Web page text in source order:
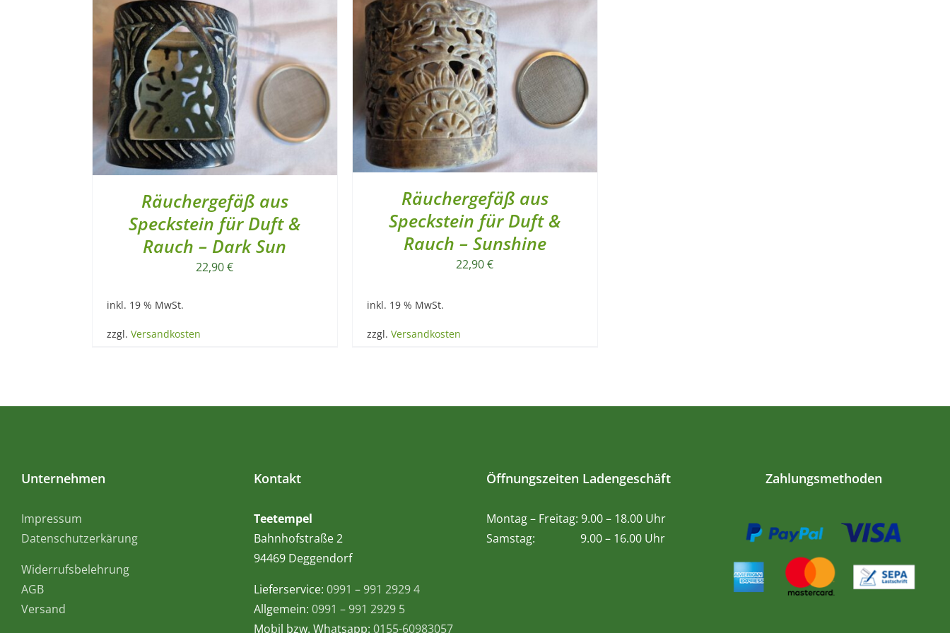
Räuchergefäß aus
Speckstein für Duft &
Rauch – Dark Sun
22,90€
inkl. 19 % MwSt.
zzgl. Versandkosten
Räuchergefäß aus
Speckstein für Duft &
Rauch – Sunshine
22,90€
inkl. 19 % MwSt.
zzgl. Versandkosten
Unternehmen
Impressum
Datenschutzerkärung
Widerrufsbelehrung
AGB
Versand
Kontakt
Teetempel
Bahnhofstraße 2
94469 Deggendorf
Lieferservice: 0991 – 991 2929 4
Allgemein: 0991 – 991 2929 5
Mobil bzw. Whatsapp: 0155-60983057
Öffnungszeiten Ladengeschäft
Montag – Freitag: 9.00 – 18.00 Uhr
Samstag: 9.00 – 16.00 Uhr
Zahlungsmethoden